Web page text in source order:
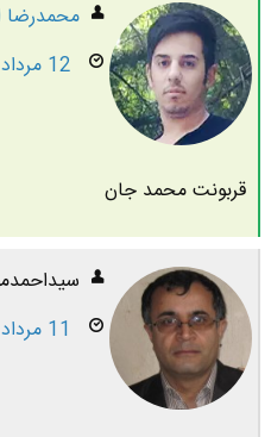
محمدرضا
12 مرداد 1393
قربونت محمد جان
11 مرداد 1393